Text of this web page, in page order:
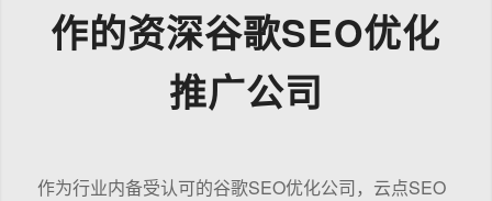
作的资深谷歌SEO优化
推广公司
作为行业内备受认可的谷歌SEO优化公司，云点SEO